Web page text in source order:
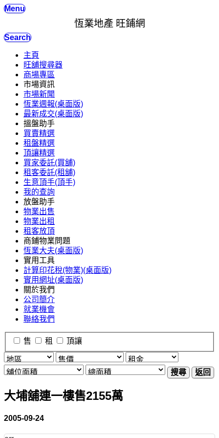
Menu
恆業地產 旺鋪網
Search
主頁
旺舖搜尋器
商場專區
市場資訊
市場新聞
恆業週報(桌面版)
最新成交(桌面版)
搵盤助手
買賣精選
租盤精選
頂讓精選
買家委託(買舖)
租客委託(租舖)
生意頂手(頂手)
我的查詢
放盤助手
物業出售
物業出租
租客放頂
商鋪物業問題
恆業大夫(桌面版)
實用工具
計算印花稅(物業)(桌面版)
實用網址(桌面版)
關於我們
公司簡介
就業機會
聯絡我們
售 租 頂讓
搜尋 返回
大埔舖連一樓售2155萬
2005-09-24